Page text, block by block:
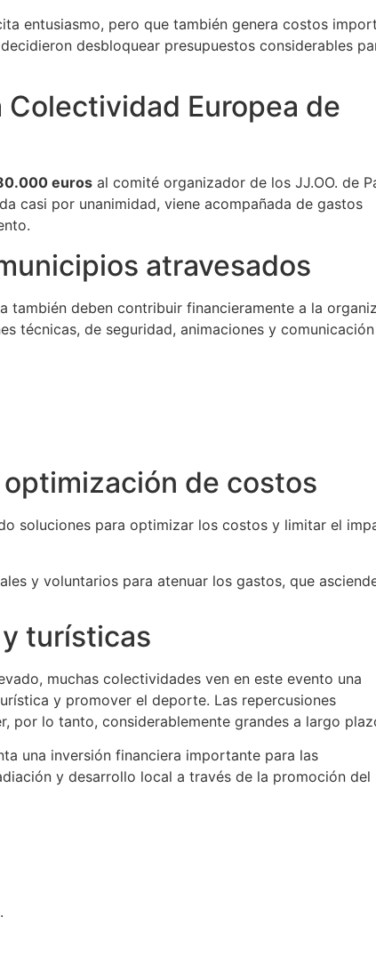
entusiasmo, pero que también genera costos
desbloquear presupuestos considerables
Europea de
euros al comité organizador de los JJ.OO. de
casi por unanimidad, viene acompañada de gastos
atravesados
también deben contribuir financieramente a la
técnicas, de seguridad, animaciones y comunicación
de costos
soluciones para optimizar los costos y limitar el
y voluntarios para atenuar los gastos, que
turísticas
muchas colectividades ven en este evento una
y promover el deporte. Las repercusiones
por lo tanto, considerablemente grandes a largo
una inversión financiera importante para las
y desarrollo local a través de la promoción del